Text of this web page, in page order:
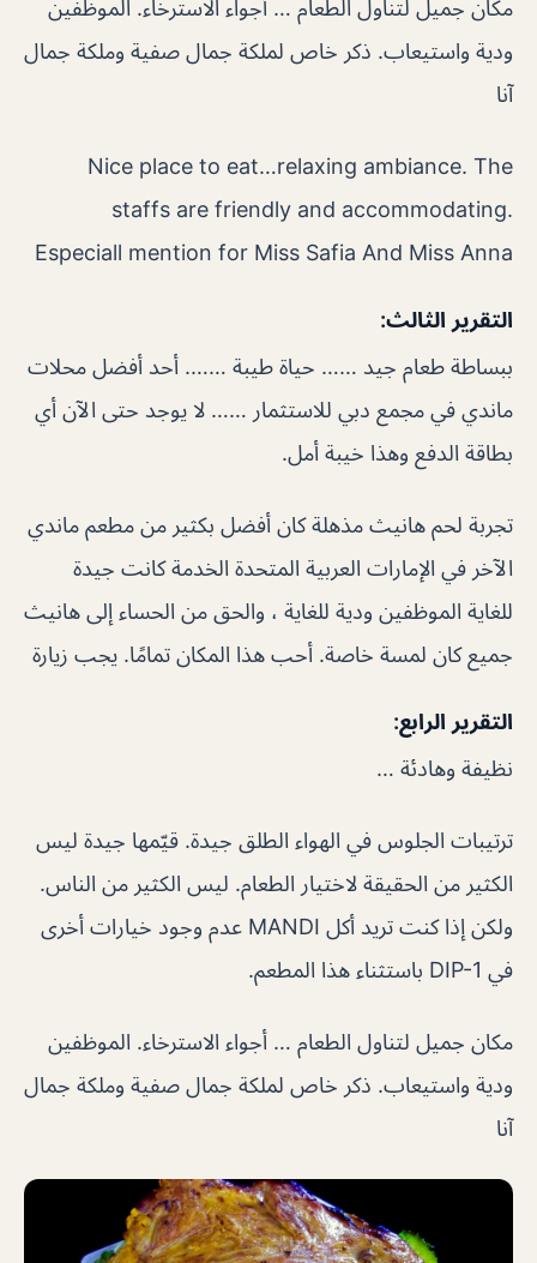
مكان جميل لتناول الطعام … أجواء الاسترخاء. الموظفين
ودية واستيعاب. ذكر خاص لملكة جمال صفية وملكة جمال
آنا
Nice place to eat…relaxing ambiance. The
staffs are friendly and accommodating.
Especiall mention for Miss Safia And Miss Anna
التقرير الثالث:
ببساطة طعام جيد …… حياة طيبة ……. أحد أفضل محلات
ماندي في مجمع دبي للاستثمار …… لا يوجد حتى الآن أي
بطاقة الدفع وهذا خيبة أمل.
تجربة لحم هانيث مذهلة كان أفضل بكثير من مطعم ماندي
الآخر في الإمارات العربية المتحدة الخدمة كانت جيدة
للغاية الموظفين ودية للغاية ، والحق من الحساء إلى هانيث
جميع كان لمسة خاصة. أحب هذا المكان تمامًا. يجب زيارة
التقرير الرابع:
نظيفة وهادئة …
ترتيبات الجلوس في الهواء الطلق جيدة. قيّمها جيدة ليس
الكثير من الحقيقة لاختيار الطعام. ليس الكثير من الناس.
ولكن إذا كنت تريد أكل MANDI عدم وجود خيارات أخرى
في DIP-1 باستثناء هذا المطعم.
مكان جميل لتناول الطعام … أجواء الاسترخاء. الموظفين
ودية واستيعاب. ذكر خاص لملكة جمال صفية وملكة جمال
آنا